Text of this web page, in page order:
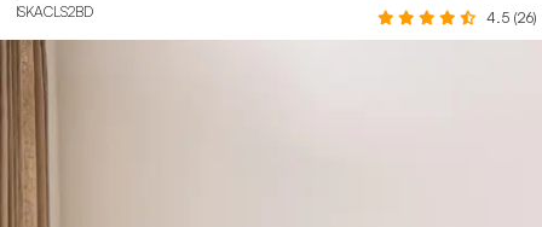
ISKACLS2BD 4.5 (26)